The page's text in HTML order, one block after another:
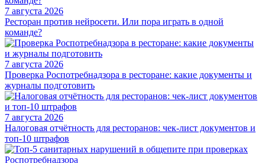
7 августа 2026
Ресторан против нейросети. Или пора играть в одной
команде?
7 августа 2026
Проверка Роспотребнадзора в ресторане: какие документы и
журналы подготовить
7 августа 2026
Налоговая отчётность для ресторанов: чек-лист документов и
топ-10 штрафов